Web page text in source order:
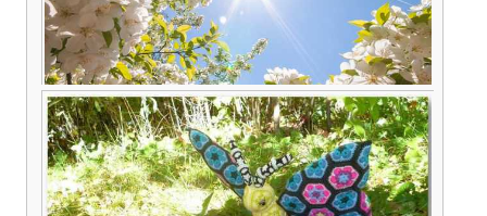
Пасха – день великой радости